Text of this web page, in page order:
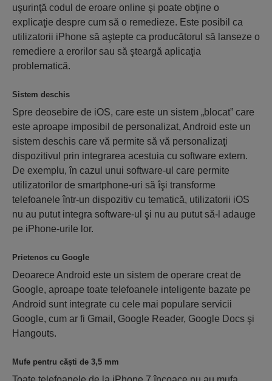
uşurinţă codul de eroare online şi poate obţine o
explicaţie despre cum să o remedieze. Este posibil ca
utilizatorii iPhone să aştepte ca producătorul să lanseze o
remediere a erorilor sau să şteargă aplicaţia
problematică.
Sistem deschis
Spre deosebire de iOS, care este un sistem „blocat” care
este aproape imposibil de personalizat, Android este un
sistem deschis care vă permite să vă personalizaţi
dispozitivul prin integrarea acestuia cu software extern.
De exemplu, în cazul unui software-ul care permite
utilizatorilor de smartphone-uri să îşi transforme
telefoanele într-un dispozitiv cu tematică, utilizatorii iOS
nu au putut integra software-ul şi nu au putut să-l adauge
pe iPhone-urile lor.
Prietenos cu Google
Deoarece Android este un sistem de operare creat de
Google, aproape toate telefoanele inteligente bazate pe
Android sunt integrate cu cele mai populare servicii
Google, cum ar fi Gmail, Google Reader, Google Docs şi
Hangouts.
Mufe pentru căşti de 3,5 mm